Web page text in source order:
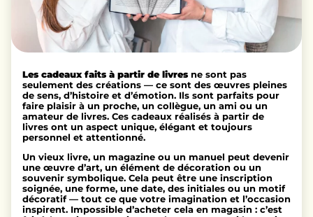
Les cadeaux faits à partir de livres ne sont pas
seulement des créations — ce sont des œuvres pleines
de sens, d’histoire et d’émotion. Ils sont parfaits pour
faire plaisir à un proche, un collègue, un ami ou un
amateur de livres. Ces cadeaux réalisés à partir de
livres ont un aspect unique, élégant et toujours
personnel et attentionné.
Un vieux livre, un magazine ou un manuel peut devenir
une œuvre d’art, un élément de décoration ou un
souvenir symbolique. Cela peut être une inscription
soignée, une forme, une date, des initiales ou un motif
décoratif — tout ce que votre imagination et l’occasion
inspirent. Impossible d’acheter cela en magasin : c’est